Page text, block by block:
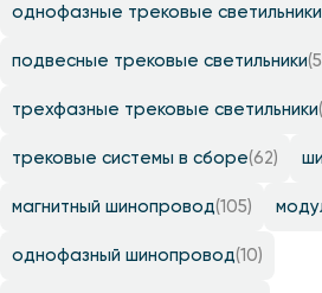
однофазные трековые светильники
подвесные трековые светильники
трехфазные трековые светильники
трековые системы в сборе(62)
магнитный шинопровод(105)
однофазный шинопровод(10)